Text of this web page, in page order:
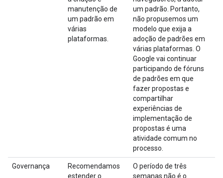
manutenção de
um padrão em
várias
plataformas.
um padrão. Portanto,
não propusemos um
modelo que exija a
adoção de padrões em
várias plataformas. O
Google vai continuar
participando de fóruns
de padrões em que
fazer propostas e
compartilhar
experiências de
implementação de
propostas é uma
atividade comum no
processo.
Governança
Recomendamos
estender o
O período de três
semanas não é o